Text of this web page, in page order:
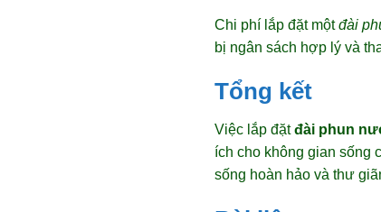
Chi phí lắp đặt mộtđài
bị ngân sách hợp lý và
Tổng kết
Việc lắp đặtđài phun
ích cho không gian sống
sống hoàn hảo và thư